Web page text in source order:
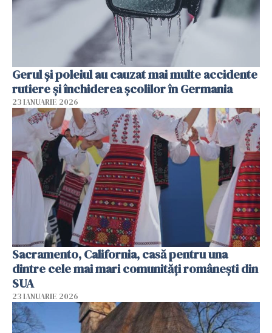
Gerul şi poleiul au cauzat mai multe accidente
rutiere şi închiderea şcolilor în Germania
23 IANUARIE 2026
Sacramento, California, casă pentru una
dintre cele mai mari comunități românești din
SUA
23 IANUARIE 2026